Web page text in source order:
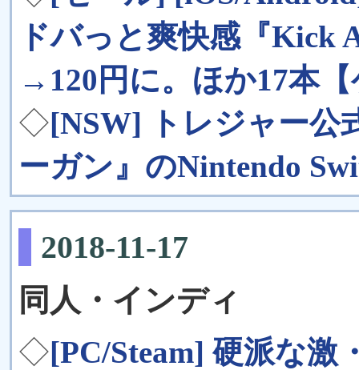
ドバっと爽快感『Kick
→120円に。ほか17本
◇[NSW] トレジャー公
ーガン』のNintendo
2018-11-17
同人・インディ
◇[PC/Steam] 硬派な激